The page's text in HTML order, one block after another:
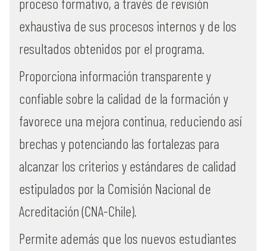
exhaustiva de sus procesos internos y de los
resultados obtenidos por el programa.
Proporciona información transparente y
confiable sobre la calidad de la formación y
favorece una mejora continua, reduciendo así
brechas y potenciando las fortalezas para
alcanzar los criterios y estándares de calidad
estipulados por la Comisión Nacional de
Acreditación (CNA-Chile).
Permite además que los nuevos estudiantes